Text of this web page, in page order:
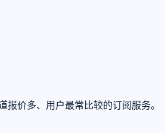
报价多、用户最常比较的订阅服务。